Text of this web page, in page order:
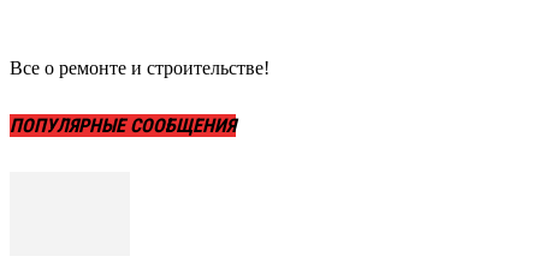
Все о ремонте и строительстве!
ПОПУЛЯРНЫЕ СООБЩЕНИЯ